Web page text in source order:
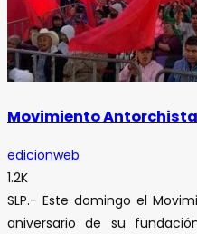
Movimiento
edicionweb
1.2K
SLP.- Este domingo el
aniversario de su